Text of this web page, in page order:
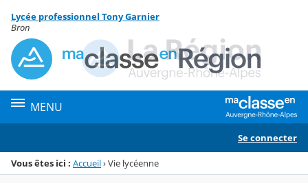
Menu de la rubrique
Contenu
Lycée professionnel Tony Garnier
Bron
MENU
Se connecter
Vous êtes ici : Accueil›Vie lycéenne